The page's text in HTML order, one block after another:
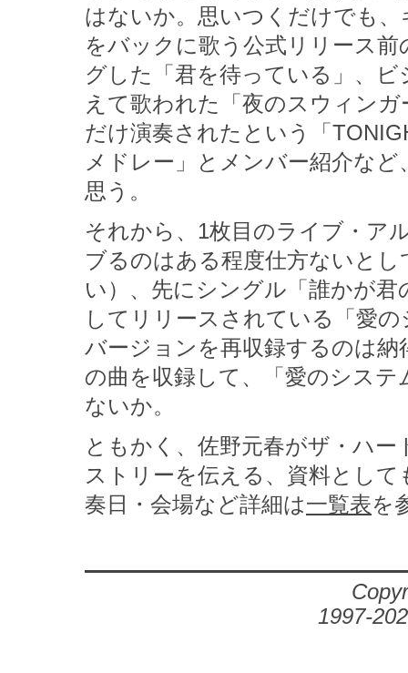
はないか。思いつくだけでも
をバックに歌う公式リリース
グした「君を待っている」、
えて歌われた「夜のスウィン
だけ演奏されたという「
メドレー」とメンバー紹介な
思う。
それから、1枚目のライブ・ア
ブるのはある程度仕方ないと
い）、先にシングル「誰かが
してリリースされている「愛
バージョンを再収録するのは
の曲を収録して、「愛のシス
ないか。
ともかく、佐野元春がザ・ハ
ストリーを伝える、資料とし
奏日・会場など詳細は一覧表を
1997-